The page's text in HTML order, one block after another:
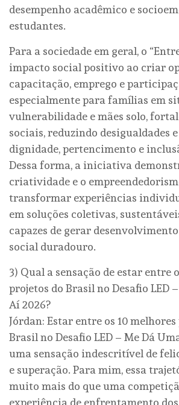
desempenho acadêmico e
estudantes.
Para a sociedade em geral, o
impacto social positivo ao criar
capacitação, emprego e
especialmente para famílias em
vulnerabilidade e mães solo,
sociais, reduzindo desigualdades
dignidade, pertencimento e
Dessa forma, a iniciativa
criatividade e o
transformar experiências
em soluções coletivas,
capazes de gerar
social duradouro.
3) Qual a sensação de estar entre
projetos do Brasil no Desafio LED
Aí 2026?
Jórdan: Estar entre os 10
Brasil no Desafio LED – Me Dá
uma sensação indescritível de
e superação. Para mim, essa
muito mais do que uma
experiência de enfrentamento